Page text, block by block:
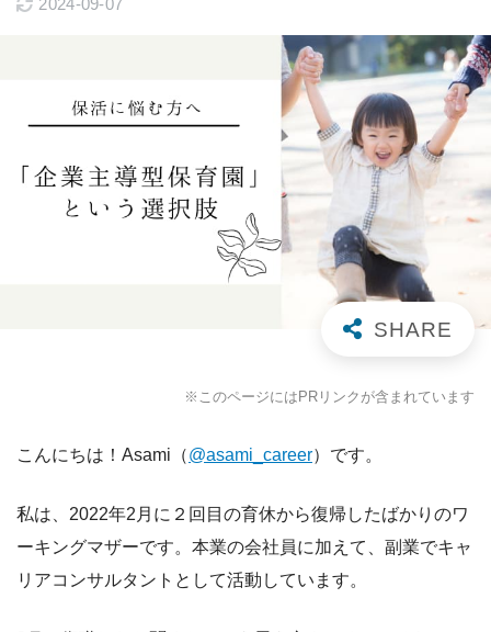
2024-09-07
※このページにはPRリンクが含まれています
こんにちは！Asami（@asami_career）です。
私は、2022年2月に２回目の育休から復帰したばかりのワ
ーキングマザーです。本業の会社員に加えて、副業でキャ
リアコンサルタントとして活動しています。